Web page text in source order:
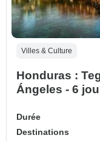
Villes & Culture
Honduras :
Ángeles - 6
Durée
Destinations